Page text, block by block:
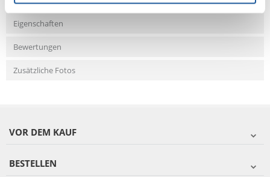
Eigenschaften
Bewertungen
Zusätzliche Fotos
VOR DEM KAUF
BESTELLEN